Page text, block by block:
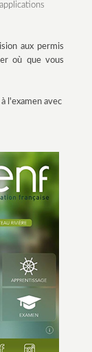
aux permis
où que vous
l'examen avec